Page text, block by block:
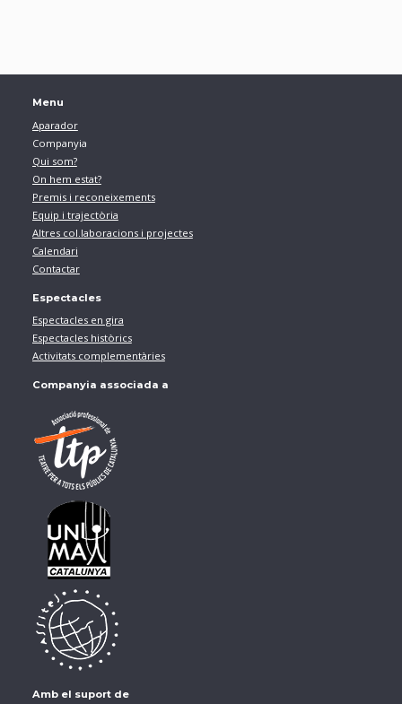
Menu
Aparador
Companyia
Qui som?
On hem estat?
Premis i reconeixements
Equip i trajectòria
Altres col.laboracions i projectes
Calendari
Contactar
Espectacles
Espectacles en gira
Espectacles històrics
Activitats complementàries
Companyia associada a
Amb el suport de